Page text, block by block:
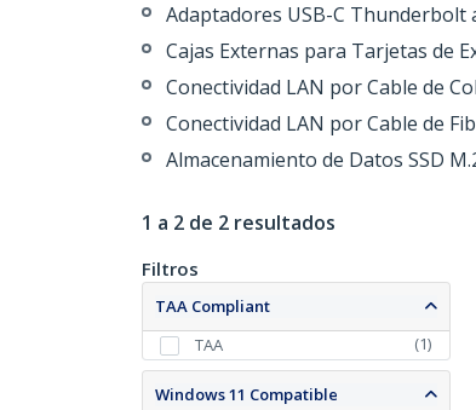
Adaptadores USB-C
Cajas Externas para Tarjetas de
Conectividad LAN por Cable de
Conectividad LAN por Cable de
Almacenamiento de Datos SSD
1 a 2 de 2 resultados
Filtros
TAA Compliant
TAA
(1)
Windows 11 Compatible